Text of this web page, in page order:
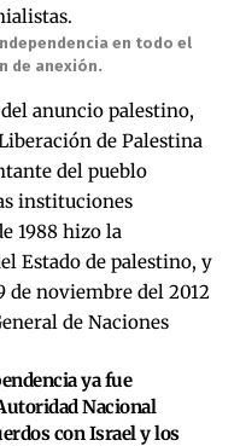
en todo el
de anexión.
anuncio palestino,
de Palestina
del pueblo
instituciones
1988 hizo la
Estado de palestino, y
de noviembre del 2012
de Naciones
ya fue
Nacional
con Israel y los